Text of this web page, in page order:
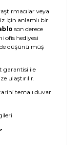
veya
için anlamlı bir
son derece
ofis hediyesi
düşünülmüş
garantisi ile
ulaştırılır.